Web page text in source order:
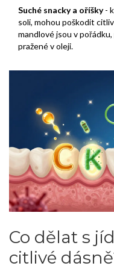
Suché snacky a oříšky-
soli, mohou poškodit
mandlové jsou v
pražené v oleji.
Co dělat s
citlivé